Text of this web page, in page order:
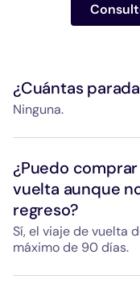
¿Cuántas
Ninguna.
de l'Est París al
paradas intermedias.
¿Puedo
vuelta aunque
regreso?
Sí, el viaje de vuelta
máximo de 90 días.